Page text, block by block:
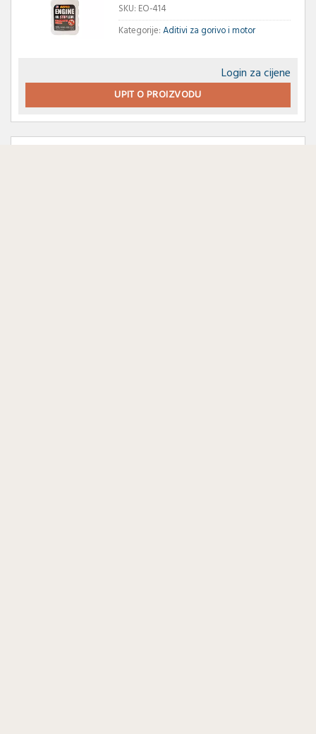
SKU: EO-414
Kategorije:Aditivi za gorivo i motor
Login za cijene
UPIT O PROIZVODU